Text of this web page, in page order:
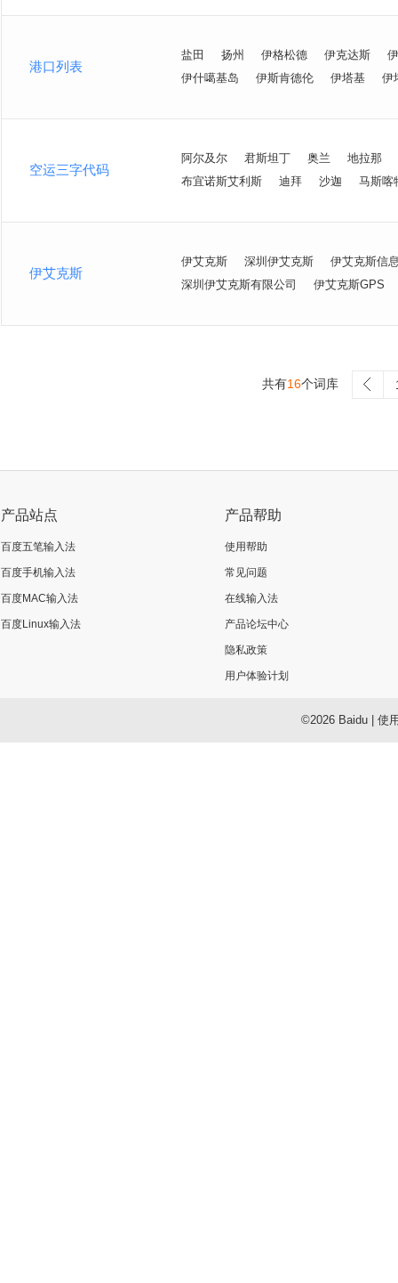
港口列表
盐田 扬州 伊格松德 伊克达斯
伊什噶基岛
伊斯肯德伦 伊塔基 伊
空运三字代码
阿尔及尔 君斯坦丁 奥兰
地拉那
布宜诺斯艾利斯
迪拜 沙迦 马斯喀
伊艾克斯
伊艾克斯 深圳伊艾克斯
伊艾克斯信
深圳伊艾克斯有限公司
伊艾克斯GPS
共有16个词库
产品站点
百度五笔输入法
百度手机输入法
百度MAC输入法
百度Linux输入法
产品帮助
使用帮助
常见问题
在线输入法
产品论坛中心
隐私政策
用户体验计划
©2026 Baidu| 使